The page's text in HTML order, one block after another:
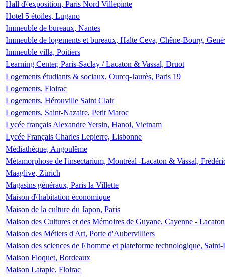
Hall d\'exposition, Paris Nord Villepinte
Hotel 5 étoiles, Lugano
Immeuble de bureaux, Nantes
Immeuble de logements et bureaux, Halte Ceva, Chêne-Bourg,
Immeuble villa, Poitiers
Learning Center, Paris-Saclay / Lacaton & Vassal, Druot
Logements étudiants & sociaux, Ourcq-Jaurès, Paris 19
Logements, Floirac
Logements, Hérouville Saint Clair
Logements, Saint-Nazaire, Petit Maroc
Lycée français Alexandre Yersin, Hanoi, Vietnam
Lycée Français Charles Lepierre, Lisbonne
Médiathèque, Angoulême
Métamorphose de l'insectarium, Montréal -Lacaton & Vassal,
Maaglive, Zürich
Magasins généraux, Paris la Villette
Maison d\'habitation économique
Maison de la culture du Japon, Paris
Maison des Cultures et des Mémoires de Guyane, Cayenne -
Maison des Métiers d'Art, Porte d'Aubervilliers
Maison des sciences de l\'homme et plateforme technologique,
Maison Floquet, Bordeaux
Maison Latapie, Floirac